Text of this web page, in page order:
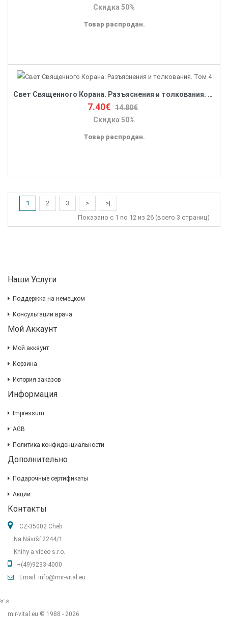
Скидка 50%
Товар распродан.
Свет Священного Корана. Разъяснения и толкования. Том 4
7.40€ 14.80€
Скидка 50%
Товар распродан.
1 2 3 >
>|
Показано с 1 по 12 из 26 (всего 3 страниц)
Наши Услуги
Поддержка на немецком
Консультации врача
Мой Аккаунт
Мой аккаунт
Корзина
История заказов
Информация
Impressum
AGB
Политика конфиденциальности
Дополнительно
Подарочные сертификаты
Акции
Контакты
CZ-35002 Cheb
Na Návrší 2244/1
Knihy a video s.r.o.
+(49)9233-4000
Email: info@mir-vital.eu
mir-vital.eu © 1988 - 2026.